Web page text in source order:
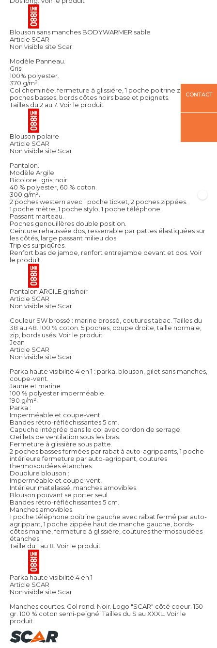
Blouson sans manches BODYWARMER sable
Article SCAR
Non visible site Scar
Modèle Panneau.
Gris.
100% polyester.
370 g/m².
Col cheminée, fermeture à glissière, 1 poche poitrine zippée, 2
poches basses, bords côtes noirs base et poignets.
Tailles du 2 au 7. Voir le produit
Blouson polaire
Article SCAR
Non visible site Scar
Pantalon.
Modèle Argile.
Bicolore : gris, noir.
40 % polyester, 60 % coton.
300 g/m².
2 poches western avec 1 poche ticket, 2 poches zippées.
1 poche mètre, 1 poche stylo, 1 poche téléphone.
Passant marteau.
Poches genouillères double position.
Ceinture rehaussée dos, resserrable par pattes élastiquées sur
les côtés, large passant milieu dos.
Triples surpiqûres.
Renfort bas de jambe, renfort entrejambe devant et dos. Voir
le produit
Pantalon ARGILE gris/noir
Article SCAR
Non visible site Scar
Couleur SW brossé : marine brossé, coutures tabac. Tailles du
38 au 48. 100 % coton. 5 poches, coupe droite, taille normale,
zip, bords usés. Voir le produit
Jean
Article SCAR
Non visible site Scar
Parka haute visibilité 4 en 1 : parka, blouson, gilet sans manches,
coupe-vent.
Jaune et marine.
100 % polyester imperméable.
190 g/m².
Parka :
Imperméable et coupe-vent.
Bandes rétro-réfléchissantes 5 cm.
Capuche intégrée dans le col avec cordon de serrage.
Oeillets de ventilation sous les bras.
Fermeture à glissière sous patte.
2 poches basses fermées par rabat à auto-agrippants, 1 poche
intérieure fermeture par auto-agrippant, coutures
thermosoudées étanches.
Doublure blouson :
Imperméable et coupe-vent.
Intérieur matelassé, manches amovibles.
Blouson pouvant se porter seul.
Bandes rétro-réfléchissantes 5 cm.
Manches amovibles.
1 poche téléphone poitrine gauche avec rabat fermé par auto-
agrippant, 1 poche zippée haut de manche gauche, bords-
côtes marine, fermeture à glissière, coutures thermosoudées
étanches.
Taille du 1 au 8. Voir le produit
Parka haute visibilité 4 en 1
Article SCAR
Non visible site Scar
Manches courtes. Col rond. Noir. Logo "SCAR" côté coeur. 150
gr. 100 % coton semi-peigné. Tailles du S au XXXL. Voir le
produit
CONTACT